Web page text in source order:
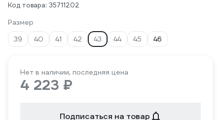
Код товара: 35711202
Размер
39
40 41 42 43 44 45 46
Нет в наличии, последняя цена
4 223 ₽
Подписаться на товар